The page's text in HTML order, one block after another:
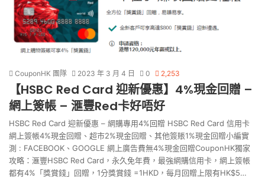
CouponHK 團隊 2023 年 3 月 4 日 0 2,253
【HSBC Red Card 迎新優惠】4%現金回贈 –
網上簽帳 – 滙豐Red卡好唔好
HSBC Red Card 迎新優惠 – 網購專用4%回贈 HSBC Red Card 信用卡
網上簽帳4%現金回贈、超市2%現金回贈、其他簽賬1%現金回贈小編實
測 : FACEBOOK、GOOGLE 網上廣告費無4%現金回贈CouponHK獨家
攻略：滙豐HSBC Red Card，永久免年費，最強網購信用卡，網上簽帳
都有4%「獎賞錢」回贈，1分獎賞錢 =1HKD，每月回贈上限有HK$5…